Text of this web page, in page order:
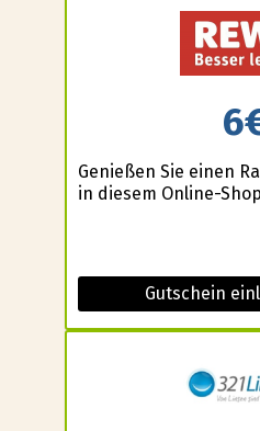
Genießen Sie einen
in diesem Online-
Gutschein